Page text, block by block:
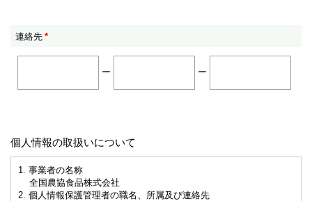
連絡先 *
ー ー
個人情報の取扱いについて
1. 事業者の名称
全国農協食品株式会社
2. 個人情報保護管理者の職名、所属及び連絡先